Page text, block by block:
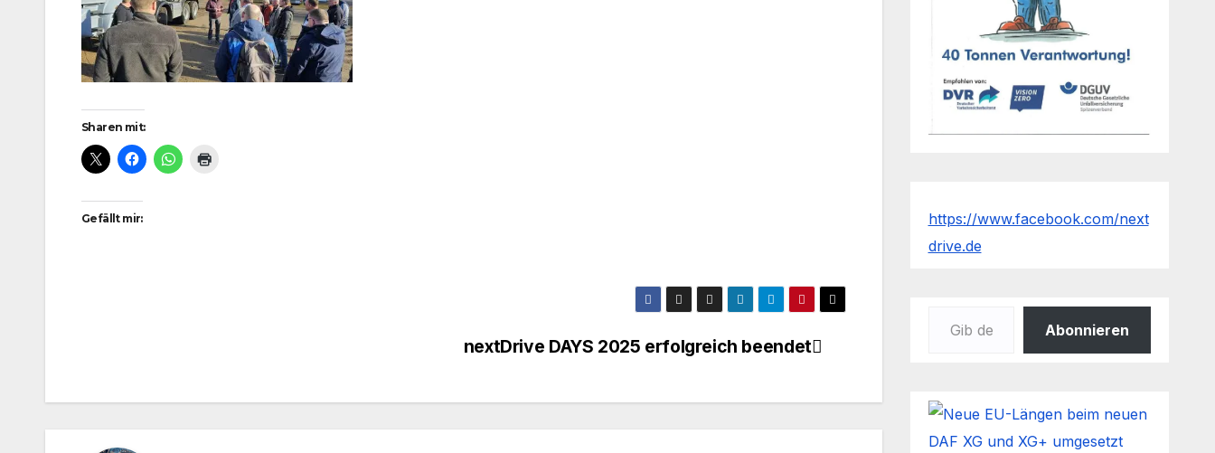
Sharen mit:
Gefällt mir:
nextDrive DAYS 2025 erfolgreich beendet
https://www.facebook.com/next
drive.de
Abonnieren